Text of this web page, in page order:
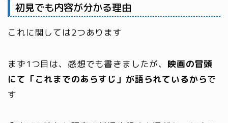
初見でも内容が分かる理由
これに関しては2つあります
まず1つ目は、感想でも書きましたが、 映画の冒頭
にて「これまでのあらすじ」が語られているからで
す